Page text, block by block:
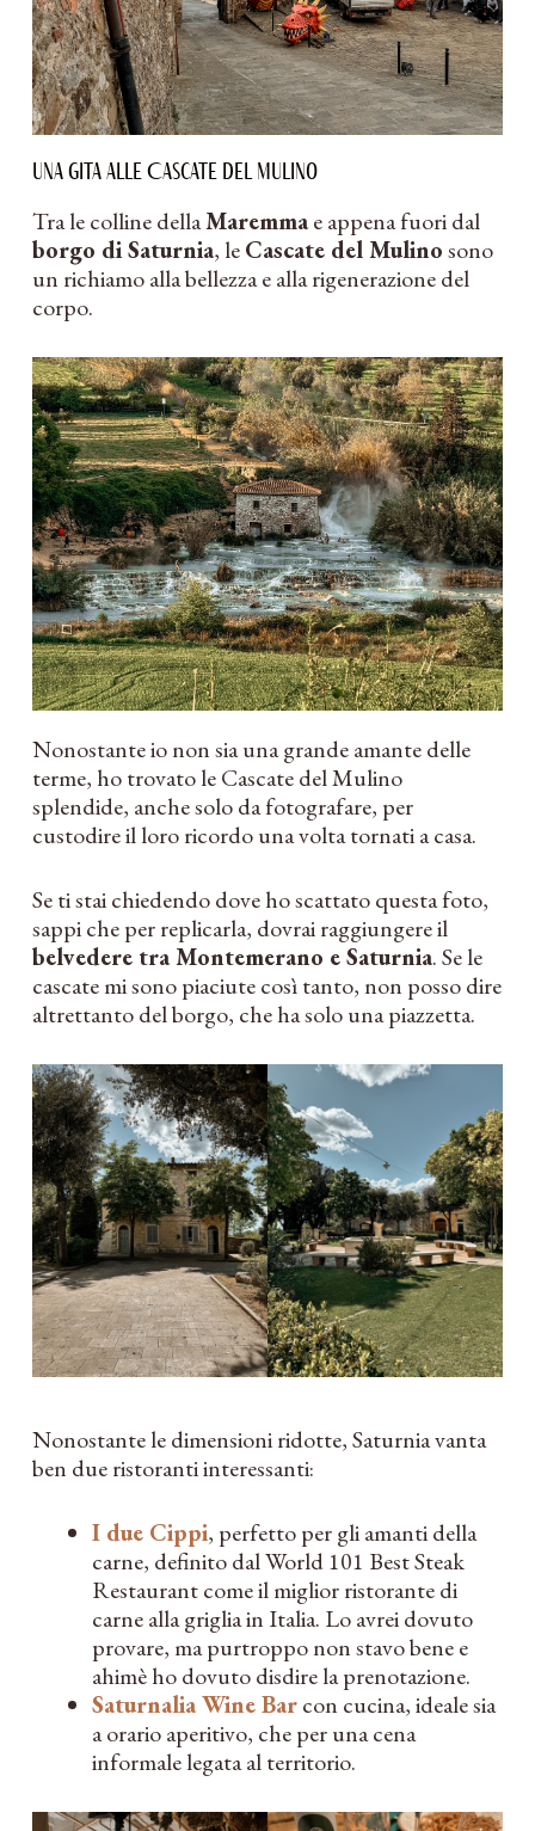
Una gita alle Cascate del Mulino
Tra le colline dellaMaremmae appena fuori dal
borgo di Saturnia, leCascate del Mulinosono
un richiamo alla bellezza e alla rigenerazione del
corpo.
Nonostante io non sia una grande amante delle
terme, ho trovato le Cascate del Mulino
splendide, anche solo da fotografare, per
custodire il loro ricordo una volta tornati a casa.
Se ti stai chiedendo dove ho scattato questa foto,
sappi che per replicarla, dovrai raggiungere il
belvedere tra Montemerano e Saturnia. Se le
cascate mi sono piaciute così tanto, non posso dire
altrettanto del borgo, che ha solo una piazzetta.
Nonostante le dimensioni ridotte, Saturnia vanta
ben due ristoranti interessanti:
I due Cippi, perfetto per gli amanti della
carne, definito dal World 101 Best Steak
Restaurant come il miglior ristorante di
carne alla griglia in Italia. Lo avrei dovuto
provare, ma purtroppo non stavo bene e
ahimè ho dovuto disdire la prenotazione.
Saturnalia Wine Barcon cucina, ideale sia
a orario aperitivo, che per una cena
informale legata al territorio.